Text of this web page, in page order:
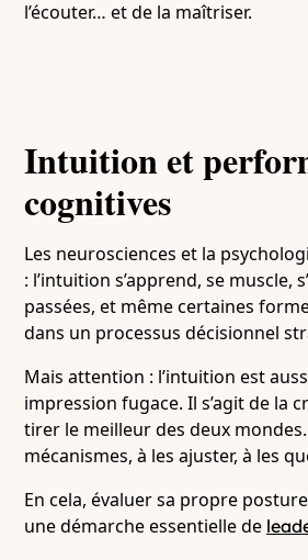
l’écouter… et de la maîtriser.
Intuition et
cognitives
Les neurosciences et la
: l’intuition s’apprend, se muscle,
passées, et même certaines
dans un processus décisionnel
Mais attention : l’intuition est
impression fugace. Il s’agit de la
tirer le meilleur des deux
mécanismes, à les ajuster, à les
En cela, évaluer sa propre
une démarche essentielle de